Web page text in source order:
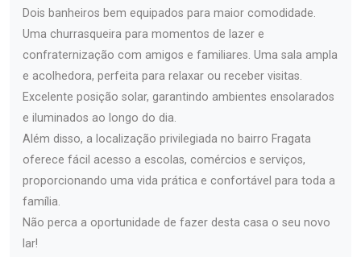
Dois banheiros bem equipados para maior comodidade.
Uma churrasqueira para momentos de lazer e
confraternização com amigos e familiares. Uma sala ampla
e acolhedora, perfeita para relaxar ou receber visitas.
Excelente posição solar, garantindo ambientes ensolarados
e iluminados ao longo do dia.
Além disso, a localização privilegiada no bairro Fragata
oferece fácil acesso a escolas, comércios e serviços,
proporcionando uma vida prática e confortável para toda a
família.
Não perca a oportunidade de fazer desta casa o seu novo
lar!